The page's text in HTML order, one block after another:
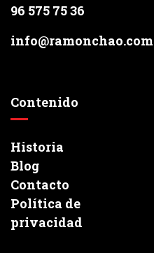
96 575 75 36
info@ramonchao.com
Contenido
Historia
Blog
Contacto
Política de
privacidad